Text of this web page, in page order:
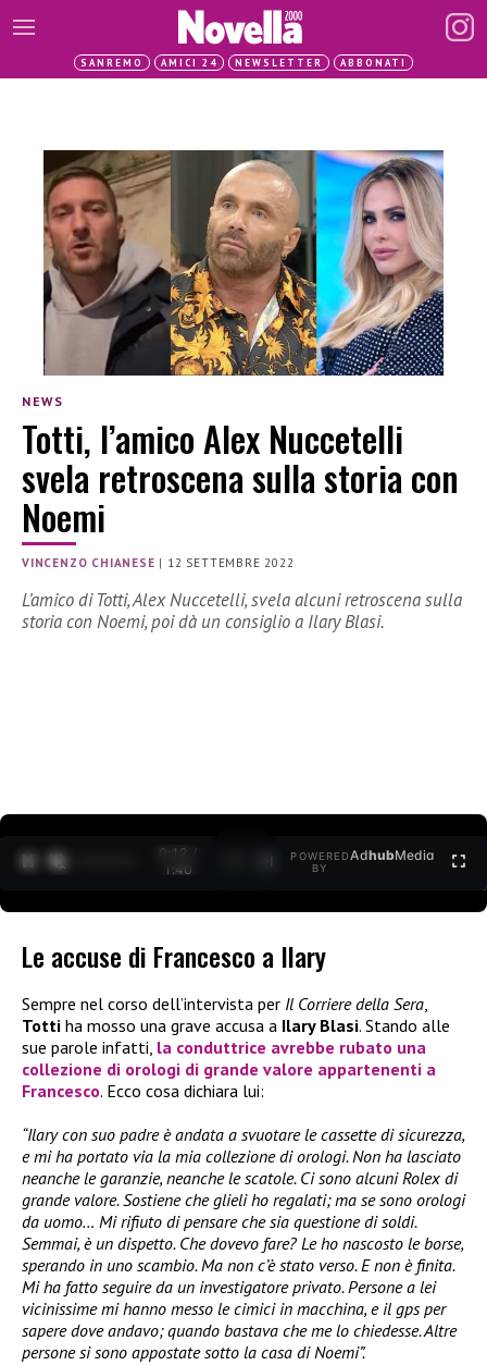
SANREMO AMICI 24 NEWSLETTER ABBONATI
NEWS
Totti, l’amico Alex Nuccetelli
svela retroscena sulla storia con
Noemi
VINCENZO CHIANESE | 12 SETTEMBRE 2022
L’amico di Totti, Alex Nuccetelli, svela alcuni retroscena sulla
storia con Noemi, poi dà un consiglio a Ilary Blasi.
0:12 /
1:40
POWERED
BY
AdhubMedia
Le accuse di Francesco a Ilary
Sempre nel corso dell’intervista per Il Corriere della Sera,
Totti ha mosso una grave accusa a Ilary Blasi. Stando alle
sue parole infatti, la conduttrice avrebbe rubato una
collezione di orologi di grande valore appartenenti a
Francesco. Ecco cosa dichiara lui:
“Ilary con suo padre è andata a svuotare le cassette di sicurezza,
e mi ha portato via la mia collezione di orologi. Non ha lasciato
neanche le garanzie, neanche le scatole. Ci sono alcuni Rolex di
grande valore. Sostiene che glieli ho regalati; ma se sono orologi
da uomo… Mi rifiuto di pensare che sia questione di soldi.
Semmai, è un dispetto. Che dovevo fare? Le ho nascosto le borse,
sperando in uno scambio. Ma non c’è stato verso. E non è finita.
Mi ha fatto seguire da un investigatore privato. Persone a lei
vicinissime mi hanno messo le cimici in macchina, e il gps per
sapere dove andavo; quando bastava che me lo chiedesse. Altre
persone si sono appostate sotto la casa di Noemi”.